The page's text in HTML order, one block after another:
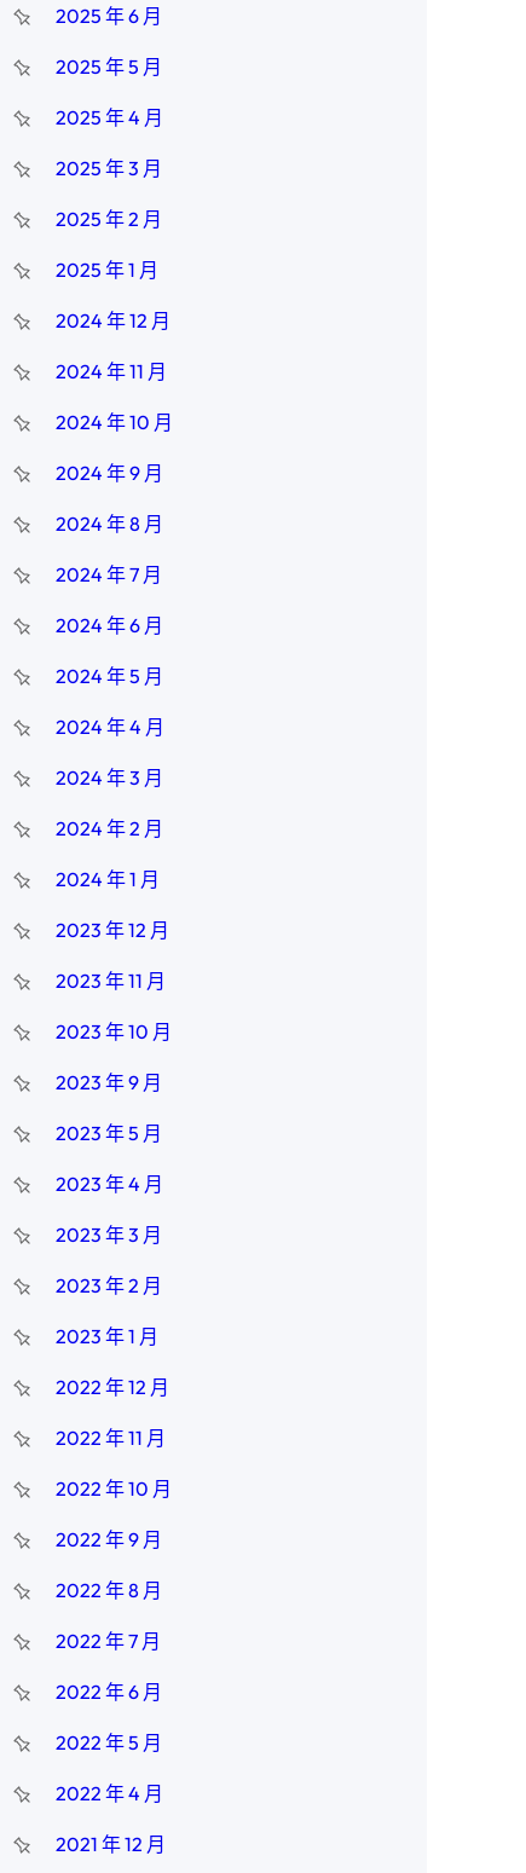
2025 年 6 月
2025 年 5 月
2025 年 4 月
2025 年 3 月
2025 年 2 月
2025 年 1 月
2024 年 12 月
2024 年 11 月
2024 年 10 月
2024 年 9 月
2024 年 8 月
2024 年 7 月
2024 年 6 月
2024 年 5 月
2024 年 4 月
2024 年 3 月
2024 年 2 月
2024 年 1 月
2023 年 12 月
2023 年 11 月
2023 年 10 月
2023 年 9 月
2023 年 5 月
2023 年 4 月
2023 年 3 月
2023 年 2 月
2023 年 1 月
2022 年 12 月
2022 年 11 月
2022 年 10 月
2022 年 9 月
2022 年 8 月
2022 年 7 月
2022 年 6 月
2022 年 5 月
2022 年 4 月
2021 年 12 月